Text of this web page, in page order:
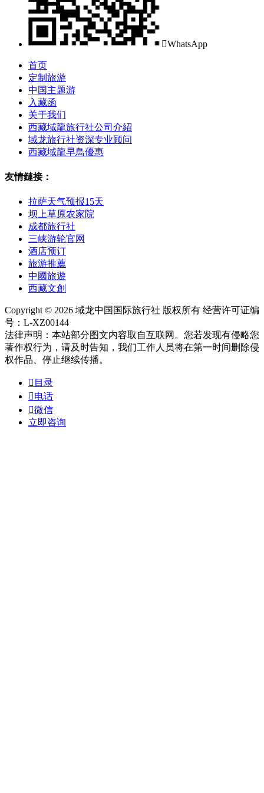
WhatsApp
首页
定制旅游
中国主题游
入藏函
关于我们
西藏域龍旅行社公司介紹
域龙旅行社资深专业顾问
西藏域龍早鳥優惠
友情鏈接：
拉萨天气预报15天
坝上草原农家院
成都旅行社
三峡游轮官网
酒店预订
旅游推薦
中國旅遊
西藏文創
Copyright © 2026 域龙中国国际旅行社 版权所有 经营许可证编
号：L-XZ00144
法律声明：本站部分图文内容取自互联网。您若发现有侵略您
著作权行为，请及时告知，我们工作人员将在第一时间删除侵
权作品、停止继续传播。
 目录
电话
微信
立即咨询